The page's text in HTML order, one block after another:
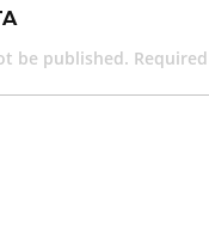
be published.